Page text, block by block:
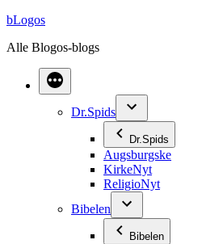
Videre
indhold
bLogos
Alle Blogos-blogs
Dr.Spids
Dr.Spids
Augsburgske
KirkeNyt
ReligioNyt
Bibelen
Bibelen